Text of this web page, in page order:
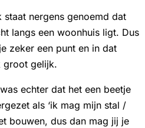
staat nergens genoemd dat
langs een woonhuis ligt. Dus
zeker een punt en in dat
groot gelijk.
echter dat het een beetje
als ‘ik mag mijn stal /
bouwen, dus dan mag jij je